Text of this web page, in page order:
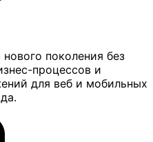
поколения без
процессов и
для веб и мобильных